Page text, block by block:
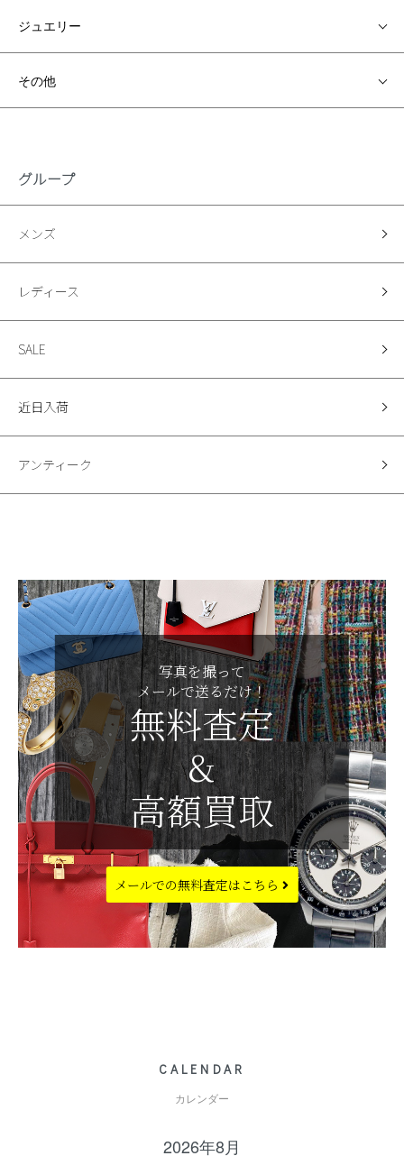
ジュエリー
その他
グループ
メンズ
レディース
SALE
近日入荷
アンティーク
写真を撮って
メールで送るだけ！
無料査定
&
高額買取
メールでの無料査定はこちら
CALENDAR
カレンダー
2026年8月